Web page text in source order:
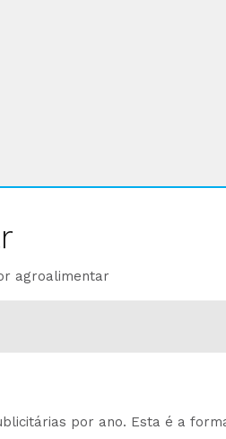
agroalimentar
por ano. Esta é a